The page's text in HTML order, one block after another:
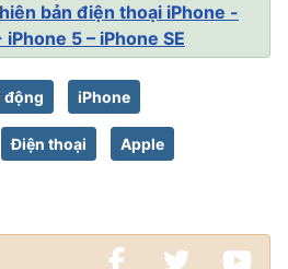
bản điện thoại iPhone -
5 – iPhone SE
động iPhone
Điện thoại Apple